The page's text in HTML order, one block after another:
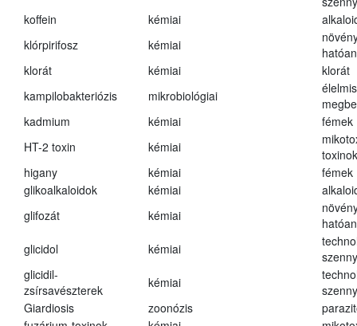
koffein
kémiai
klórpirifosz
kémiai
klorát
kémiai
klorát
kampilobakteriózis
mikrobiológiai
kadmium
kémiai
fémek
HT-2 toxin
kémiai
toxinok
higany
kémiai
fémek
glikoalkaloidok
kémiai
glifozát
kémiai
glicidol
kémiai
glicidil-
zsírsavészterek
kémiai
Giardiosis
zoonózis